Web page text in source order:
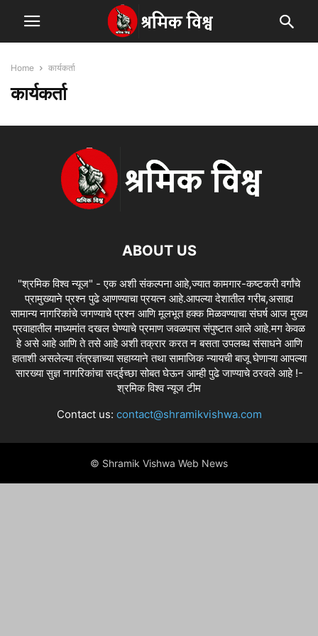
Home कार्यकर्ता
कार्यकर्ता
ABOUT US
"श्रमिक विश्व न्यूज" - एक अशी संकल्पना आहे,ज्यात कामगार-कष्टकरी वर्गांचे
प्रामुख्याने प्रश्न पुढे आणण्याचा प्रयत्न आहे.आपल्या देशातील गरीब,असाह्य
सामान्य नागरिकांचे जगण्याचे प्रश्न आणि मूलभूत हक्क मिळवण्याचा संघर्ष आज मुख्य
प्रवाहातील माध्यमांत दखल घेण्याचे प्रमाण जवळपास संपुष्टात आले आहे.मग केवळ
हे असे आहे आणि ते तसे आहे अशी तक्रार करत न बसता उपलब्ध संसाधने आणि
हाताशी असलेल्या तंत्रज्ञाच्या सहाय्याने तथा सामाजिक न्यायची बाजू घेणाऱ्या आपल्या
सारख्या सुज्ञ नागरिकांचा सद्ईच्छा सोबत घेऊन आम्ही पुढे जाण्याचे ठरवले आहे !-
श्रमिक विश्व न्यूज टीम
Contact us: contact@shramikvishwa.com
© Shramik Vishwa Web News